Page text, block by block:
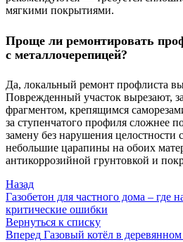
мягкими покрытиями.
Проще ли ремонтировать
с металлочерепицей?
Да, локальный ремонт профлиста
Поврежденный участок вырезают,
фрагментом, крепящимся
за ступенчатого профиля сложнее
замену без нарушения целостности
небольшие царапины на обоих
антикоррозийной грунтовкой и
Назад
Газобетон для частного дома – где
критические ошибки
Вернуться к списку
Вперед Газовый котёл в